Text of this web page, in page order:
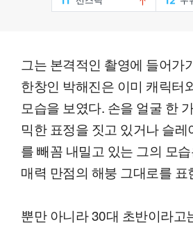
그는 본격적인 촬영에 들어가
한창인 박해진은 이미 캐릭터
모습을 보였다. 손을 얼굴 한
믹한 표정을 짓고 있거나 슬
를 빼꼼 내밀고 있는 그의 모
매력 만점의 해붕 그대로를 표
뿐만 아니라 30대 초반이라고